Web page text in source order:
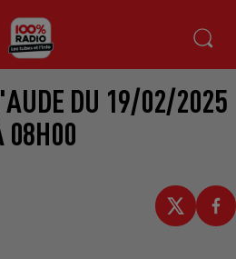
DU 19/02/2025
08H00